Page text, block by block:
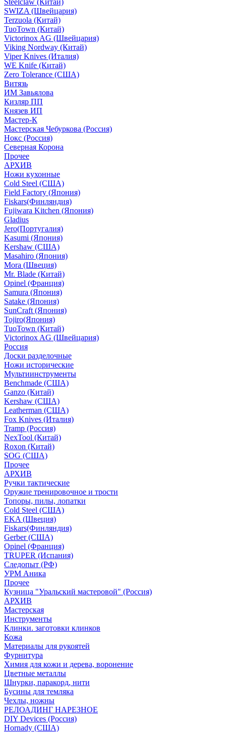
Steelclaw (Китай)
SWIZA (Швейцария)
Terzuola (Китай)
TuoTown (Китай)
Victorinox AG (Швейцария)
Viking Nordway (Китай)
Viper Knives (Италия)
WE Knife (Китай)
Zero Tolerance (США)
Витязь
ИМ Завьялова
Кизляр ПП
Князев ИП
Мастер-К
Мастерская Чебуркова (Россия)
Нокс (Россия)
Северная Корона
Прочее
АРХИВ
Ножи кухонные
Cold Steel (США)
Field Factory (Япония)
Fiskars(Финляндия)
Fujiwara Kitchen (Япония)
Gladius
Jero(Португалия)
Kasumi (Япония)
Kershaw (США)
Masahiro (Япония)
Mora (Швеция)
Mr. Blade (Китай)
Opinel (Франция)
Samura (Япония)
Satake (Япония)
SunCraft (Япония)
Tojiro(Япония)
TuoTown (Китай)
Victorinox AG (Швейцария)
Россия
Доски разделочные
Ножи исторические
Мультиинструменты
Benchmade (США)
Ganzo (Китай)
Kershaw (США)
Leatherman (США)
Fox Knives (Италия)
Tramp (Россия)
NexTool (Китай)
Roxon (Китай)
SOG (США)
Прочее
АРХИВ
Ручки тактические
Оружие тренировочное и трости
Топоры, пилы, лопатки
Cold Steel (США)
EKA (Швеция)
Fiskars(Финляндия)
Gerber (США)
Opinel (Франция)
TRUPER (Испания)
Следопыт (РФ)
УРМ Аника
Прочее
Кузница "Уральский мастеровой" (Россия)
АРХИВ
Мастерская
Инструменты
Клинки. заготовки клинков
Кожа
Материалы для рукоятей
Фурнитура
Химия для кожи и дерева, воронение
Цветные металлы
Шнурки, паракорд, нити
Бусины для темляка
Чехлы, ножны
РЕЛОАДИНГ НАРЕЗНОЕ
DIY Devices (Россия)
Hornady (США)